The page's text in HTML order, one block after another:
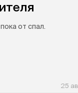
от спал.
25